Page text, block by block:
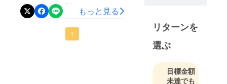
人 （+489人）イリアム毎
日配信によりﾌｫﾛﾜｰ数の向上
4月 455人↓5月 508人
もっと見る
1
井戸水育ち
の田舎っ
ぺ！よろし
ます！
リターンを
選ぶ
目標金額
未達でも